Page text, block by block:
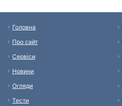
Головна
Про сайт
Сервіси
Новини
Огляди
Тести